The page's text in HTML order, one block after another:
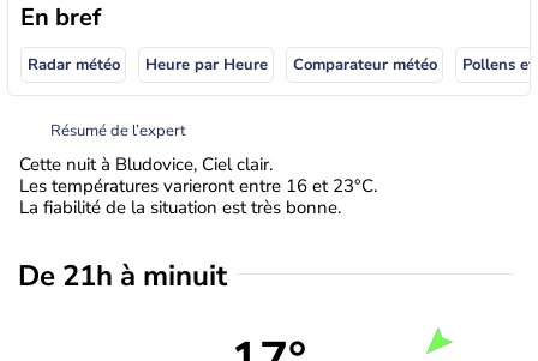
En bref
Radar météo Heure par Heure Comparateur météo Pollens
Résumé de l’expert
Cette nuit à Bludovice, Ciel clair.
Les températures varieront entre 16 et 23°C.
La fiabilité de la situation est très bonne.
De 21h à minuit